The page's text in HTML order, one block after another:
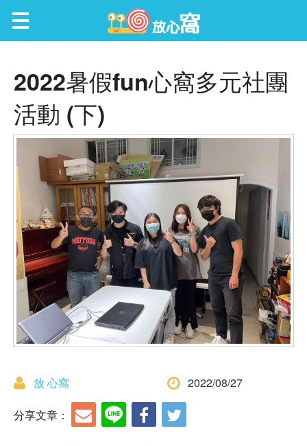
2022暑假fun心窩多元社團
活動 (下)
放 心窩 2022/08/27
分享文章：